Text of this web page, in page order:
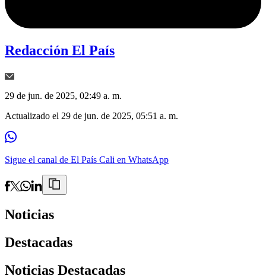
Redacción El País
29 de jun. de 2025, 02:49 a. m.
Actualizado el 29 de jun. de 2025, 05:51 a. m.
Sigue el canal de El País Cali en WhatsApp
Noticias
Destacadas
Noticias Destacadas